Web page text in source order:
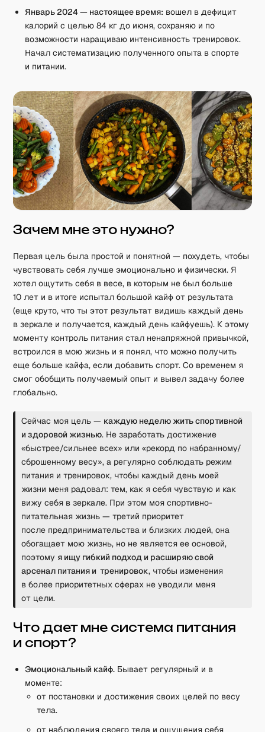
Январь 2024 — настоящее время: вошел в дефицит
калорий с целью 84 кг до июня, сохраняю и по
возможности наращиваю интенсивность тренировок.
Начал систематизацию полученного опыта в спорте
и питании.
Зачем мне это нужно?
Первая цель была простой и понятной — похудеть, чтобы
чувствовать себя лучше эмоционально и физически. Я
хотел ощутить себя в весе, в которым не был больше
10 лет и в итоге испытал большой кайф от результата
(еще круто, что ты этот результат видишь каждый день
в зеркале и получается, каждый день кайфуешь). К этому
моменту контроль питания стал ненапряжной привычкой,
встроился в мою жизнь и я понял, что можно получить
еще больше кайфа, если добавить спорт. Со временем я
смог обобщить получаемый опыт и вывел задачу более
глобально.
Сейчас моя цель — каждую неделю жить спортивной
и здоровой жизнью. Не заработать достижение
«быстрее/сильнее всех» или «рекорд по набранному/
сброшенному весу», а регулярно соблюдать режим
питания и тренировок, чтобы каждый день моей
жизни меня радовал: тем, как я себя чувствую и как
вижу себя в зеркале. При этом моя спортивно-
питательная жизнь — третий приоритет
после предпринимательства и близких людей, она
обогащает мою жизнь, но не является ее основой,
поэтому я ищу гибкий подход и расширяю свой
арсенал питания и тренировок, чтобы изменения
в более приоритетных сферах не уводили меня
от цели.
Что дает мне система питания
и спорт?
Эмоциональный кайф. Бывает регулярный и в
моменте:
от постановки и достижения своих целей по весу
тела.
от наблюдения своего тела и ощущения себя